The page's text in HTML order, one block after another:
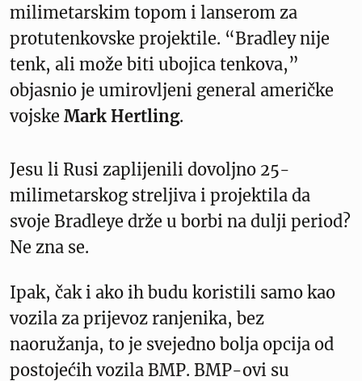
milimetarskim topom i lanserom za
protutenkovske projektile. “Bradley nije
tenk, ali može biti ubojica tenkova,”
objasnio je umirovljeni general američke
vojske Mark Hertling.
Jesu li Rusi zaplijenili dovoljno 25-
milimetarskog streljiva i projektila da
svoje Bradleye drže u borbi na dulji period?
Ne zna se.
Ipak, čak i ako ih budu koristili samo kao
vozila za prijevoz ranjenika, bez
naoružanja, to je svejedno bolja opcija od
postojećih vozila BMP. BMP-ovi su